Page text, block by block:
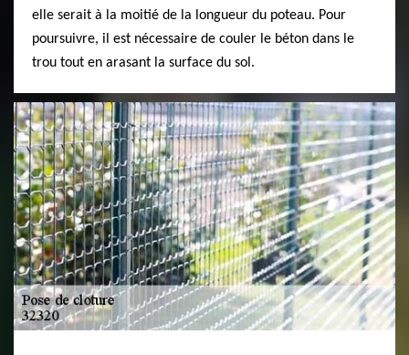
elle serait à la moitié de la longueur du poteau. Pour
poursuivre, il est nécessaire de couler le béton dans le
trou tout en arasant la surface du sol.